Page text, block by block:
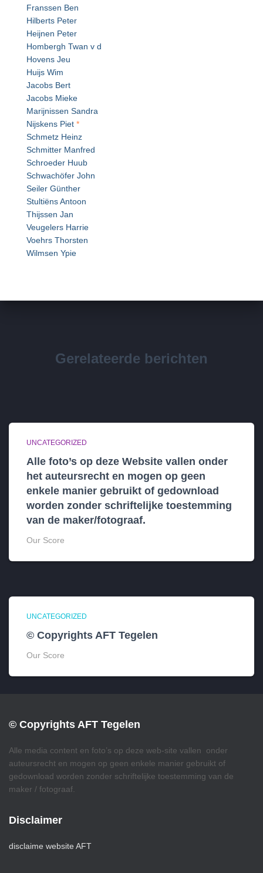
Franssen Ben
Hilberts Peter
Heijnen Peter
Hombergh Twan v d
Hovens Jeu
Huijs Wim
Jacobs Bert
Jacobs Mieke
Marijnissen Sandra
Nijskens Piet *
Schmetz Heinz
Schmitter Manfred
Schroeder Huub
Schwachöfer John
Seiler Günther
Stultiëns Antoon
Thijssen Jan
Veugelers Harrie
Voehrs Thorsten
Wilmsen Ypie
Gerelateerde berichten
UNCATEGORIZED
Alle foto’s op deze Website vallen onder
het auteursrecht en mogen op geen
enkele manier gebruikt of gedownload
worden zonder schriftelijke toestemming
van de maker/fotograaf.
Our Score
UNCATEGORIZED
© Copyrights AFT Tegelen
Our Score
© Copyrights AFT Tegelen
Alle media content en foto’s op deze web-site vallen onder
auteursrecht en mogen op geen enkele manier gebruikt of
gedownload worden zonder schriftelijke toestemming van de
maker / fotograaf.
Disclaimer
disclaime website AFT